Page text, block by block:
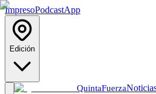
ImpresoPodcastApp
Edición
QuintaFuerza